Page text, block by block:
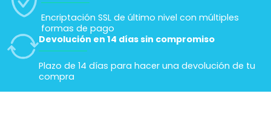
Encriptación SSL de último nivel con múltiples
formas de pago
Devolución en 14 días sin compromiso
Plazo de 14 días para hacer una devolución de tu
compra